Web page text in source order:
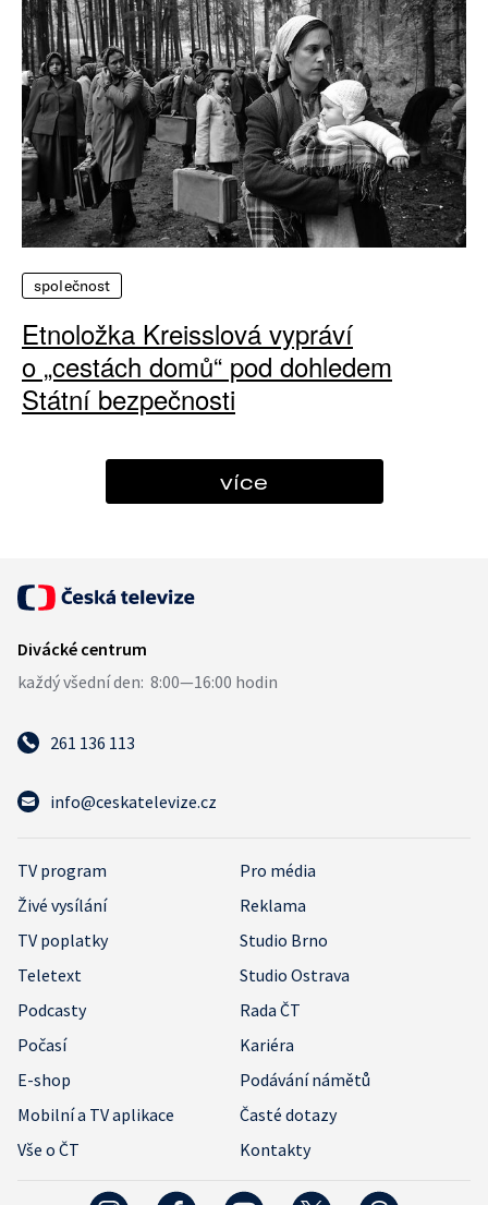
společnost
Etnoložka Kreisslová vypráví
o „cestách domů“ pod dohledem
Státní bezpečnosti
více
261 136 113
info@ceskatelevize.cz
TV program
Pro média
Živé vysílání
Reklama
TV poplatky
Studio Brno
Teletext
Studio Ostrava
Podcasty
Rada ČT
Počasí
Kariéra
E-shop
Podávání námětů
Mobilní a TV aplikace
Časté dotazy
Vše o ČT
Kontakty